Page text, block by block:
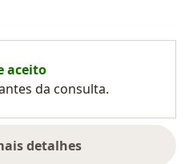
aceito
da consulta.
detalhes
sobre a experiência